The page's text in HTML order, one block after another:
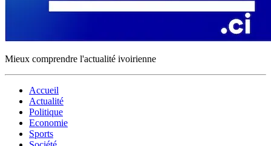
Mieux comprendre l'actualité ivoirienne
Accueil
Actualité
Politique
Economie
Sports